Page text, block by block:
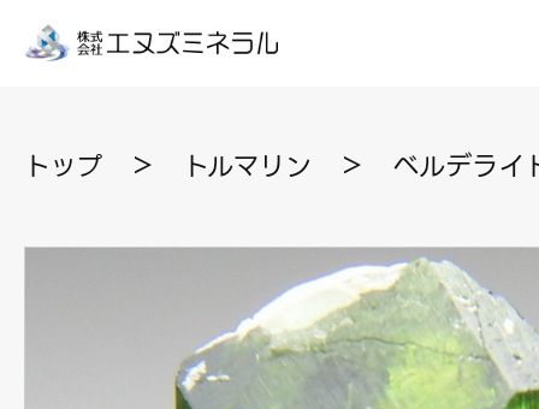
トップ ＞ トルマリン ＞ ベルデラ